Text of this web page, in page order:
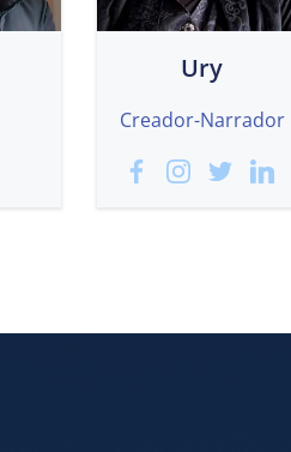
Ury
Creador-Narrador